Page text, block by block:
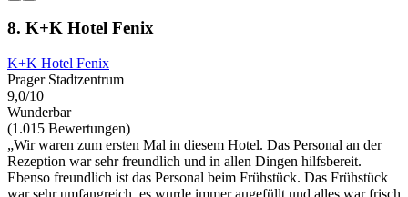
8. K+K Hotel Fenix
K+K Hotel Fenix
Prager Stadtzentrum
9,0/10
Wunderbar
(1.015 Bewertungen)
„Wir waren zum ersten Mal in diesem Hotel. Das Personal an der
Rezeption war sehr freundlich und in allen Dingen hilfsbereit.
Ebenso freundlich ist das Personal beim Frühstück. Das Frühstück